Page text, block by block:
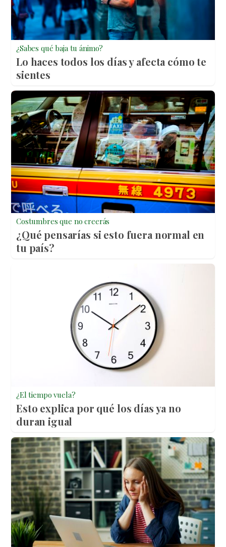
¿Sabes qué baja tu ánimo?
Lo haces todos los días y afecta cómo te
sientes
Costumbres que no creerás
¿Qué pensarías si esto fuera normal en
tu país?
¿El tiempo vuela?
Esto explica por qué los días ya no
duran igual